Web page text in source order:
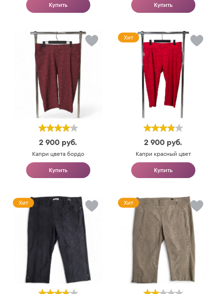
Купить Купить
2 900 руб.
Капри цвета бордо
Купить
Хит
2 900 руб.
Капри красный цвет
Купить
Хит Хит